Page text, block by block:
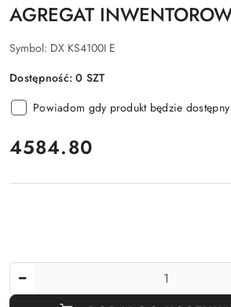
AGREGAT
Symbol: DX KS4100I E
Dostępność:0 SZT
Powiadom gdy produkt będzie dostępny
cena:
4584.80